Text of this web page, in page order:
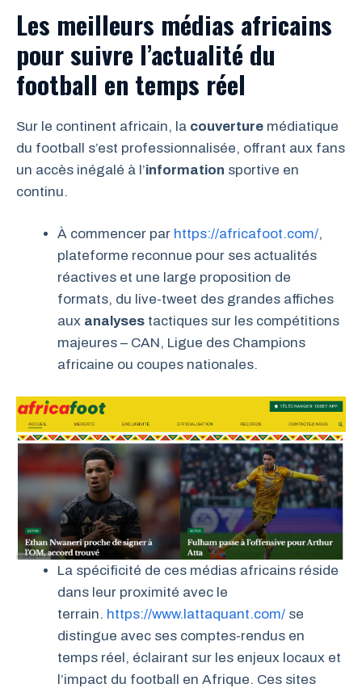
Les meilleurs médias africains
pour suivre l’actualité du
football en temps réel
Sur le continent africain, la couverture médiatique
du football s’est professionnalisée, offrant aux fans
un accès inégalé à l’information sportive en
continu.
À commencer par https://africafoot.com/,
plateforme reconnue pour ses actualités
réactives et une large proposition de
formats, du live-tweet des grandes affiches
aux analyses tactiques sur les compétitions
majeures – CAN, Ligue des Champions
africaine ou coupes nationales.
La spécificité de ces médias africains réside
dans leur proximité avec le
terrain. https://www.lattaquant.com/ se
distingue avec ses comptes-rendus en
temps réel, éclairant sur les enjeux locaux et
l’impact du football en Afrique. Ces sites